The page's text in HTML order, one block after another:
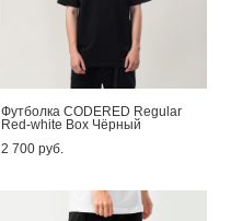
Футболка CODERED Regular
Red-white Box Чёрный
2 700 pуб.